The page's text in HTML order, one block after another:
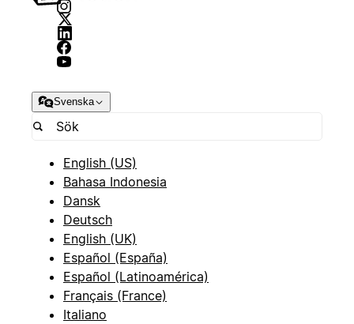
Svenska
English (US)
Bahasa Indonesia
Dansk
Deutsch
English (UK)
Español (España)
Español (Latinoamérica)
Français (France)
Italiano